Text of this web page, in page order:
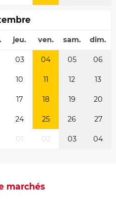
jeu. ven. sam. dim.
03 04 05 06
10 11 12 13
17 18 19 20
24 25 26 27
01 02 03 04
marchés